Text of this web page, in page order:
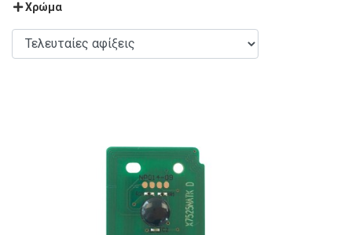
Χρώμα